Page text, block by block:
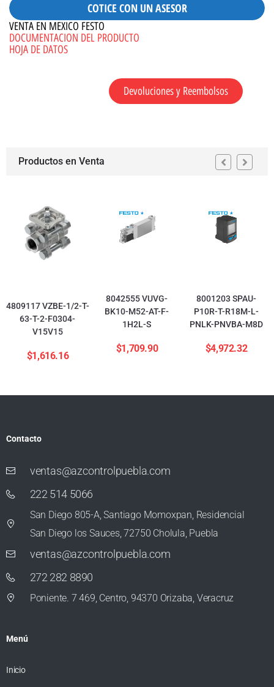
COTICE CON UN ASESOR
VENTA EN MEXICO FESTO
DOCUMENTACION DEL PRODUCTO
HOJA DE DATOS
Devoluciones y Reembolsos
Productos en Venta
4809117 VZBE-1/2-T-
63-T-2-F0304-
V15V15
$1,616.16
8042555 VUVG-
BK10-M52-AT-F-
1H2L-S
$1,709.90
8001203 SPAU-
P10R-T-R18M-L-
PNLK-PNVBA-M8D
$4,972.32
Contacto
ventas@azcontrolpuebla.com
222 514 5066
San Diego 805-A, Santiago Momoxpan, Residencial
San Diego los Sauces, 72750 Cholula, Puebla
ventas@azcontrolpuebla.com
272 282 8890
Poniente. 7 469, Centro, 94370 Orizaba, Veracruz
Menú
Inicio